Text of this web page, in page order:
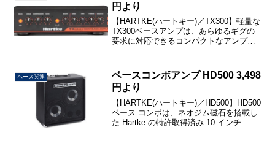
円より
【HARTKE(ハートキー)／TX300】軽量な
TX300ベースアンプは、あらゆるギグの
要求に対応できるコンパクトなアンプを
アルミ製シャーシに300ワットの出力を...
ベース関連
ベースコンボアンプ HD500 3,498
円より
【HARTKE(ハートキー)／HD500】HD500
ベース コンボは、ネオジム磁石を搭載し
た Hartke の特許取得済み 10 インチ